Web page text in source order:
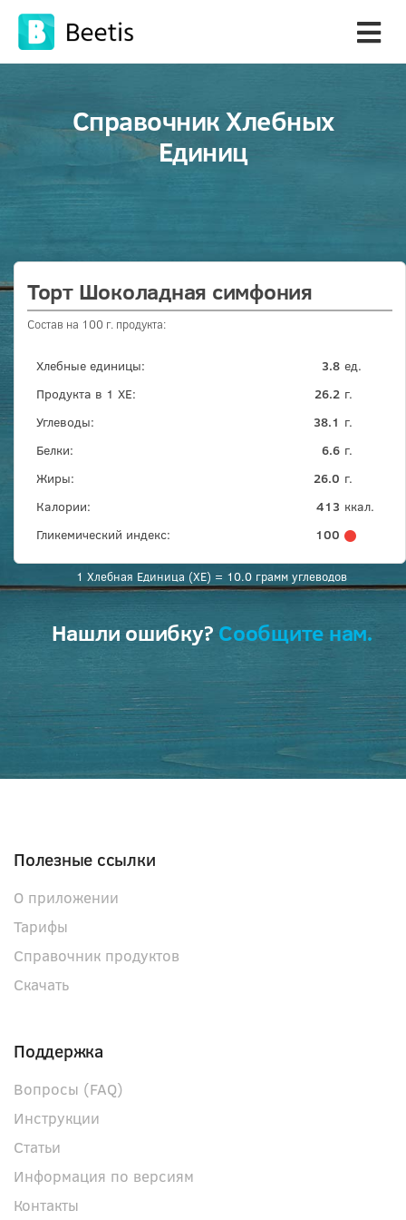
Справочник Хлебных
Единиц
Торт Шоколадная симфония
Состав на 100 г. продукта:
Хлебные единицы: ед.
3.8
Продукта в 1 ХЕ:
г.
26.2
Углеводы:
г.
38.1
Белки:
г.
6.6
Жиры:
г.
26.0
Калории:
ккал.
413
Гликемический индекс:
100
1 Хлебная Единица (ХЕ) = 10.0 грамм углеводов
Нашли ошибку?Сообщите нам.
Полезные ссылки
О приложении
Тарифы
Справочник продуктов
Скачать
Поддержка
Вопросы (FAQ)
Инструкции
Статьи
Информация по версиям
Контакты